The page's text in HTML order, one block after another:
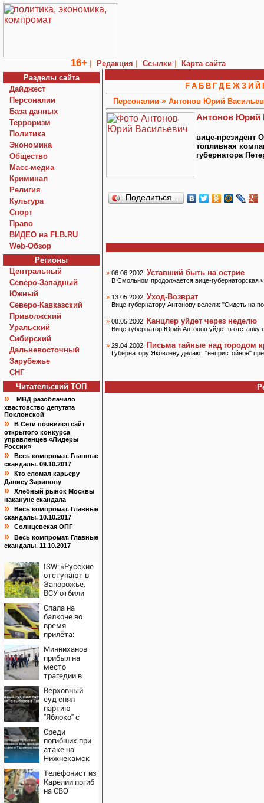
16+ | Редакция | Ссылки |
Карта сайта
Разделы сайта
Дайджест
Персоналии
База данных
Терроризм
Политика
Экономика
Общество
Macc-медиа
Криминал
Религия
Культура
Спорт
Право
ВИДЕО на FLB.RU
Web-Обзор
Регионы
Центральный
Северо-Западный
Южный
Северо-Кавказский
Приволжский
Уральский
Сибирский
Дальневосточный
Зарубежье
СНГ
Читательский TOП
»
МВД разоблачило
хвастовство депутата
Поклонской
»
В Сети появился сайт
открытого конкурса
управленцев «Лидеры
России»
»
Весь компромат. Главные
скандалы. 09.10.2017
»
Кто сломал карьеру
Данису Зарипову
»
Хлебный рынок Москвы
накануне скандала
»
Весь компромат. Главные
скандалы. 10.10.2017
» Солнцевская ОПГ
»
Весь компромат. Главные
скандалы. 11.10.2017
ISW: «Русские
отступают в
Запорожье,
ВСУ отбили
Спала на
балконе во
время
прилёта:
трагической
гибели
малышки в
Нижнекамске
10/08/2026 –
Новости
Минниханов
прибыл на
место
трагедии в
где дроны
атаковали
хостел с
рабочими
10/08/2026 –
Новости
Верховный
суд снял
партию
"Яблоко" с
Госдуму
Среди
погибших при
атаке на
Нижнекамск
Узбекистана и
Таджикистана
Телефонист из
Карелии погиб
на СВО
F А Б В Г Д Е Ж З И Й
Персоналии » Антонов Юрий
Антонов Юрий
вице-президент
топливная
губернатора
Поделиться…
» 06.06.2002 Уставший быть на острие
В Смольном продолжается вице-губернаторская
» 13.05.2002 Уход-Возврат
Вице-губернатору Антонову велели: "Сидеть на
» 08.05.2002 Канцлер уйдет через неделю
Вице-губернатор Юрий Антонов уйдет в отставку
» 29.04.2002 Письма тайные над городом
Губернатору Яковлеву делают "непристойное"